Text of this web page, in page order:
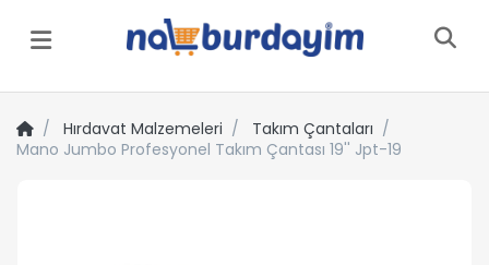
Menü
Hırdavat Malzemeleri
Takım Çantaları
Mano Jumbo Profesyonel Takım Çantası 19'' Jpt-19